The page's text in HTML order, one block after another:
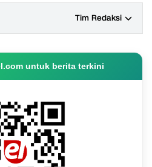
Tim Redaksi
untuk berita terkini